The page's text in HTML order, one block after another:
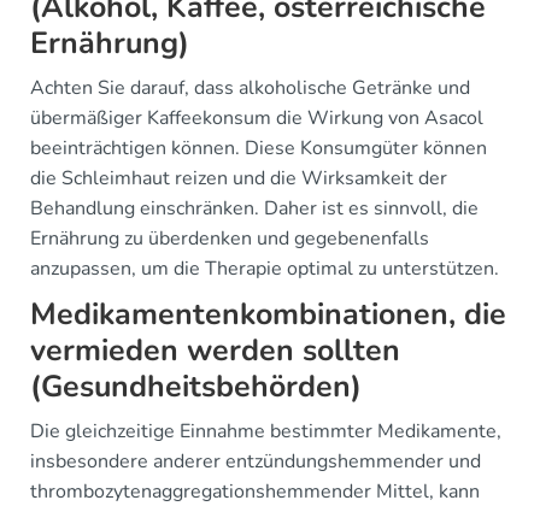
Ernährung)
Achten Sie darauf, dass alkoholische Getränke und
übermäßiger Kaffeekonsum die Wirkung von Asacol
beeinträchtigen können. Diese Konsumgüter können
die Schleimhaut reizen und die Wirksamkeit der
Behandlung einschränken. Daher ist es sinnvoll, die
Ernährung zu überdenken und gegebenenfalls
anzupassen, um die Therapie optimal zu unterstützen.
Medikamentenkombinationen, die
vermieden werden sollten
(Gesundheitsbehörden)
Die gleichzeitige Einnahme bestimmter Medikamente,
insbesondere anderer entzündungshemmender und
thrombozytenaggregationshemmender Mittel, kann